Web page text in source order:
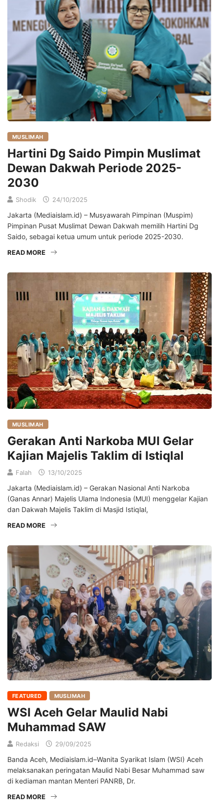
MUSLIMAH
Hartini Dg Saido Pimpin Muslimat
Dewan Dakwah Periode 2025-
2030
Shodik 24/10/2025
Jakarta (Mediaislam.id) – Musyawarah Pimpinan (Muspim)
Pimpinan Pusat Muslimat Dewan Dakwah memilih Hartini Dg
Saido, sebagai ketua umum untuk periode 2025-2030.
READ MORE
MUSLIMAH
Gerakan Anti Narkoba MUI Gelar
Kajian Majelis Taklim di Istiqlal
Falah 13/10/2025
Jakarta (Mediaislam.id) – Gerakan Nasional Anti Narkoba
(Ganas Annar) Majelis Ulama Indonesia (MUI) menggelar Kajian
dan Dakwah Majelis Taklim di Masjid Istiqlal,
READ MORE
FEATURED MUSLIMAH
WSI Aceh Gelar Maulid Nabi
Muhammad SAW
Redaksi 29/09/2025
Banda Aceh, Mediaislam.id–Wanita Syarikat Islam (WSI) Aceh
melaksanakan peringatan Maulid Nabi Besar Muhammad saw
di kediaman mantan Menteri PANRB, Dr.
READ MORE